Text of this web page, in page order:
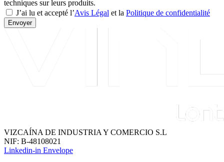
techniques sur leurs produits.
J’ai lu et accepté l’Avis Légal et la Politique de confidentialité
Envoyer
VIZCAÍNA DE INDUSTRIA Y COMERCIO S.L
NIF: B-48108021
Linkedin-in Envelope